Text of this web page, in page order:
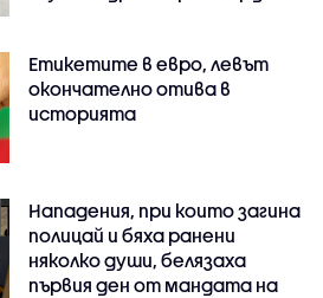
Етикетите в евро, левът
окончателно отива в
историята
Нападения, при които загина
полицай и бяха ранени
няколко души, белязаха
първия ден от мандата на